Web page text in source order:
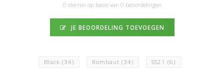
0 sterren op basis van 0 beoordelingen
JE BEOORDELING TOEVOEGEN
Black (34) Rombaut (34) SS21 (6)